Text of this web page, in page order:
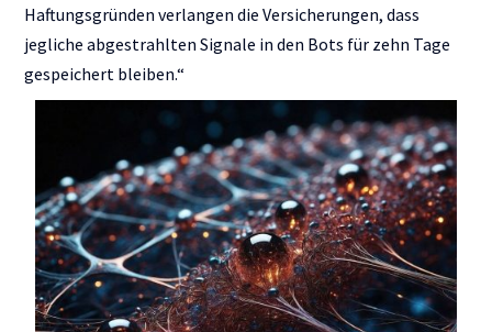
Haftungsgründen verlangen die Versicherungen, dass
jegliche abgestrahlten Signale in den Bots für zehn Tage
gespeichert bleiben.“